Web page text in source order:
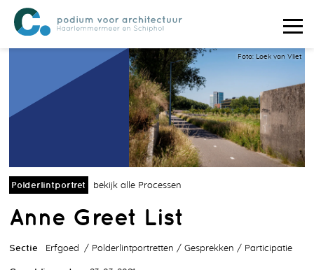
Foto: Loek van Vliet
Polderlintportret bekijk alle Processen
Anne Greet List
Sectie Erfgoed Polderlintportretten Gesprekken Participatie